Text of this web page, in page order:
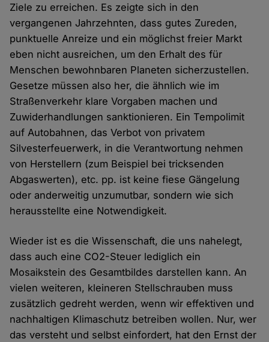
Ziele zu erreichen. Es zeigte sich in den
vergangenen Jahrzehnten, dass gutes Zureden,
punktuelle Anreize und ein möglichst freier Markt
eben nicht ausreichen, um den Erhalt des für
Menschen bewohnbaren Planeten sicherzustellen.
Gesetze müssen also her, die ähnlich wie im
Straßenverkehr klare Vorgaben machen und
Zuwiderhandlungen sanktionieren. Ein Tempolimit
auf Autobahnen, das Verbot von privatem
Silvesterfeuerwerk, in die Verantwortung nehmen
von Herstellern (zum Beispiel bei tricksenden
Abgaswerten), etc. pp. ist keine fiese Gängelung
oder anderweitig unzumutbar, sondern wie sich
herausstellte eine Notwendigkeit.
Wieder ist es die Wissenschaft, die uns nahelegt,
dass auch eine CO2-Steuer lediglich ein
Mosaikstein des Gesamtbildes darstellen kann. An
vielen weiteren, kleineren Stellschrauben muss
zusätzlich gedreht werden, wenn wir effektiven und
nachhaltigen Klimaschutz betreiben wollen. Nur, wer
das versteht und selbst einfordert, hat den Ernst der